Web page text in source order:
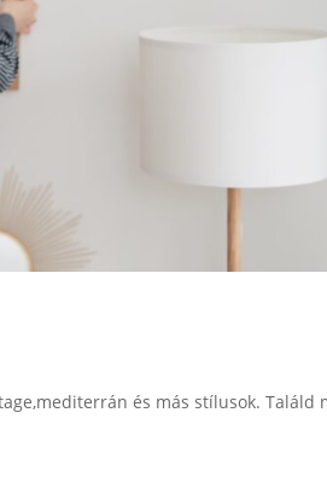
és más stílusok. Találd